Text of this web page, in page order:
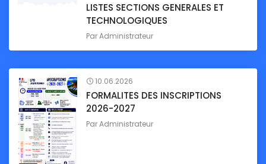
LISTES SECTIONS GENERALES ET
TECHNOLOGIQUES
ParAdministrateur
10.06.2026
FORMALITES DES INSCRIPTIONS
2026-2027
ParAdministrateur